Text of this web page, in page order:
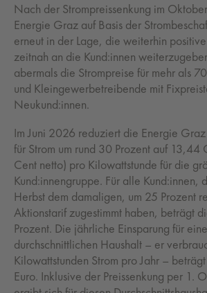
Nach der Strompreissenkung im
Energie Graz auf Basis der
erneut in der Lage, die weiterhin
zeitnah an die Kund:innen
abermals die Strompreise für mehr als
und Kleingewerbetreibende mit
Neukund:innen.
Im Juni 2026 reduziert die Energie
für Strom um rund 30 Prozent auf 13,44
Cent netto) pro Kilowattstunde für die
Kund:innengruppe. Für alle Kund:innen,
Herbst dem damaligen, um 25 Prozent
Aktionstarif zugestimmt haben, beträgt
Prozent. Die jährliche Einsparung für
durchschnittlichen Haushalt – er
Kilowattstunden Strom pro Jahr –
Euro. Inklusive der Preissenkung per 1.